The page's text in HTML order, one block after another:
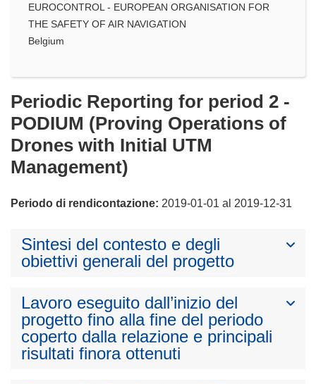
EUROCONTROL - EUROPEAN ORGANISATION FOR
THE SAFETY OF AIR NAVIGATION
Belgium
Periodic Reporting for period 2 -
PODIUM (Proving Operations of
Drones with Initial UTM
Management)
Periodo di rendicontazione: 2019-01-01 al 2019-12-31
Sintesi del contesto e degli
obiettivi generali del progetto
Lavoro eseguito dall’inizio del
progetto fino alla fine del periodo
coperto dalla relazione e principali
risultati finora ottenuti